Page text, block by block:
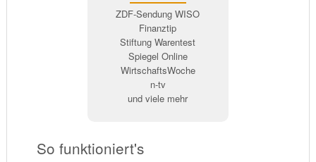
ZDF-Sendung WISO
Finanztip
Stiftung Warentest
Spiegel Online
WirtschaftsWoche
n-tv
und viele mehr
So funktioniert's